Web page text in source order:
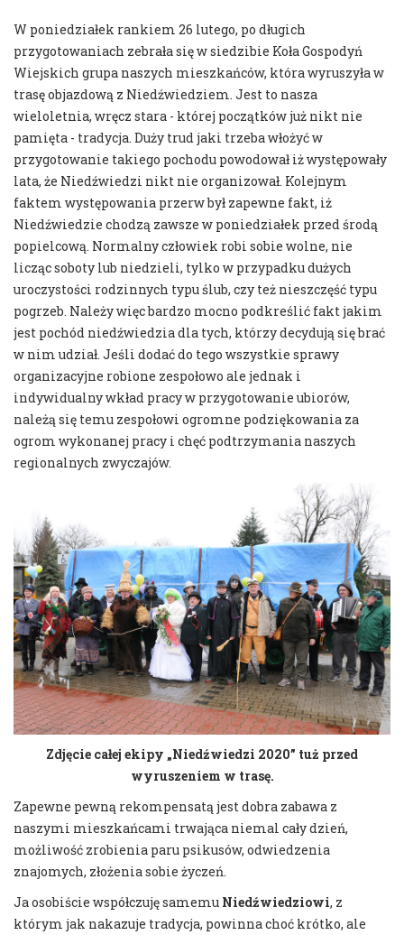
W poniedziałek rankiem 26 lutego, po długich
przygotowaniach zebrała się w siedzibie Koła Gospodyń
Wiejskich grupa naszych mieszkańców, która wyruszyła w
trasę objazdową z Niedźwiedziem. Jest to nasza
wieloletnia, wręcz stara - której początków już nikt nie
pamięta - tradycja. Duży trud jaki trzeba włożyć w
przygotowanie takiego pochodu powodował iż występowały
lata, że Niedźwiedzi nikt nie organizował. Kolejnym
faktem występowania przerw był zapewne fakt, iż
Niedźwiedzie chodzą zawsze w poniedziałek przed środą
popielcową. Normalny człowiek robi sobie wolne, nie
licząc soboty lub niedzieli, tylko w przypadku dużych
uroczystości rodzinnych typu ślub, czy też nieszczęść typu
pogrzeb. Należy więc bardzo mocno podkreślić fakt jakim
jest pochód niedźwiedzia dla tych, którzy decydują się brać
w nim udział. Jeśli dodać do tego wszystkie sprawy
organizacyjne robione zespołowo ale jednak i
indywidualny wkład pracy w przygotowanie ubiorów,
należą się temu zespołowi ogromne podziękowania za
ogrom wykonanej pracy i chęć podtrzymania naszych
regionalnych zwyczajów.
Zdjęcie całej ekipy „Niedźwiedzi 2020” tuż przed
wyruszeniem w trasę.
Zapewne pewną rekompensatą jest dobra zabawa z
naszymi mieszkańcami trwająca niemal cały dzień,
możliwość zrobienia paru psikusów, odwiedzenia
znajomych, złożenia sobie życzeń.
Ja osobiście współczuję samemu Niedźwiedziowi, z
którym jak nakazuje tradycja, powinna choć krótko, ale